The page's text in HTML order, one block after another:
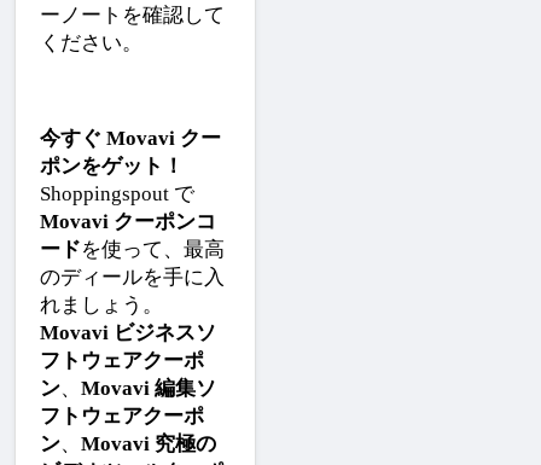
ーノートを確認して
ください。
今すぐ Movavi クー
ポンをゲット！
Shoppingspout で
Movavi クーポンコ
ードを使って、最高
のディールを手に入
れましょう。
Movavi ビジネスソ
フトウェアクーポ
ン、 Movavi 編集ソ
フトウェアクーポ
ン、 Movavi 究極の